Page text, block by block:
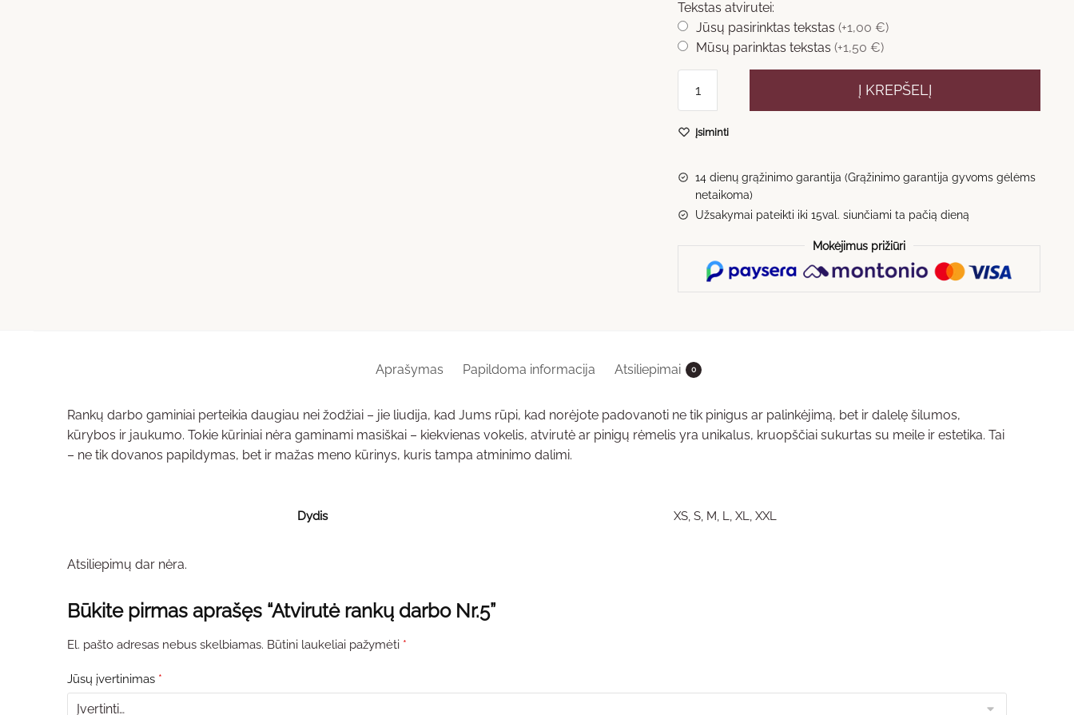
Tekstas atvirutei:
Jūsų pasirinktas tekstas(+1,00 €)
Mūsų parinktas tekstas(+1,50 €)
kiekis:
rankų
Nr.5
Į KREPŠELĮ
Įsiminti
14 dienų grąžinimo garantija (Grąžinimo garantija gyvoms gėlėms
netaikoma)
Užsakymai pateikti iki 15val. siunčiami ta pačią dieną
Mokėjimus prižiūri
Aprašymas Papildoma informacija Atsiliepimai 0
Rankų darbo gaminiai perteikia daugiau nei žodžiai – jie liudija, kad Jums rūpi, kad norėjote padovanoti ne tik pinigus ar palinkėjimą, bet ir dalelę šilumos,
kūrybos ir jaukumo. Tokie kūriniai nėra gaminami masiškai – kiekvienas vokelis, atvirutė ar pinigų rėmelis yra unikalus, kruopščiai sukurtas su meile ir estetika. Tai
– ne tik dovanos papildymas, bet ir mažas meno kūrinys, kuris tampa atminimo dalimi.
Dydis XS, S, M, L, XL, XXL
Atsiliepimų dar nėra.
Būkite pirmas aprašęs “Atvirutė rankų darbo Nr.5”
El. pašto adresas nebus skelbiamas. Būtini laukeliai pažymėti *
Jūsų įvertinimas *